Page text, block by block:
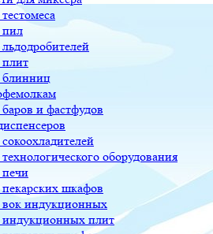
пил
плит
блинниц
и фастфудов
оборудования
печи
пекарских шкафов
вок индукционных
индукционных плит